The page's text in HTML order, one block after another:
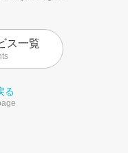
ス一覧
る